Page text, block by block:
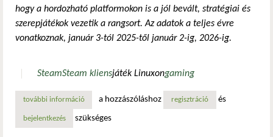
hogy a hordozható platformokon is a jól bevált, stratégiai és
szerepjátékok vezetik a rangsort. Az adatok a teljes évre
vonatkoznak, január 3-tól 2025-től január 2-ig, 2026-ig.
SteamSteam kliensjáték Linuxongaming
további információa valve közzétette a steam 2025-ös legnépszerűbb
a hozzászóláshoz regisztráció és
bejelentkezés szükséges